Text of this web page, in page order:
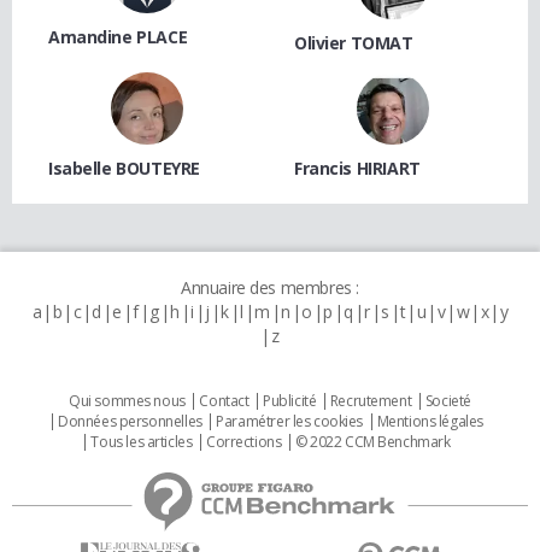
Amandine PLACE Olivier TOMAT
Isabelle BOUTEYRE Francis HIRIART
Annuaire des membres :
a b c d e f g h i j k l m n o p q r s t u v w x y
z
Qui sommes nous Contact Publicité Recrutement
Societé
Données personnelles
Paramétrer les cookies
Mentions légales
Tous les articles
Corrections © 2022 CCM Benchmark